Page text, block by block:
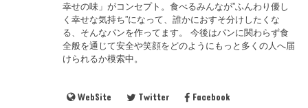
幸せの味」がコンセプト。食べるみんなが”ふんわり優し
く幸せな気持ち”になって、誰かにおすそ分けしたくな
る、そんなパンを作ってます。 今後はパンに関わらず食
全般を通じて安全や笑顔をどのようにもっと多くの人へ届
けられるか模索中。
WebSite Twitter Facebook